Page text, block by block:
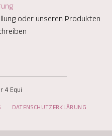
oder unseren Produkten
4 Equi
DATENSCHUTZERKLÄRUNG